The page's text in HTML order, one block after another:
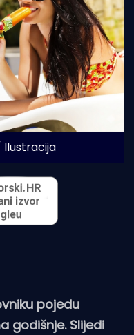
Ilustracija
pojedu
godišnje. Slijedi